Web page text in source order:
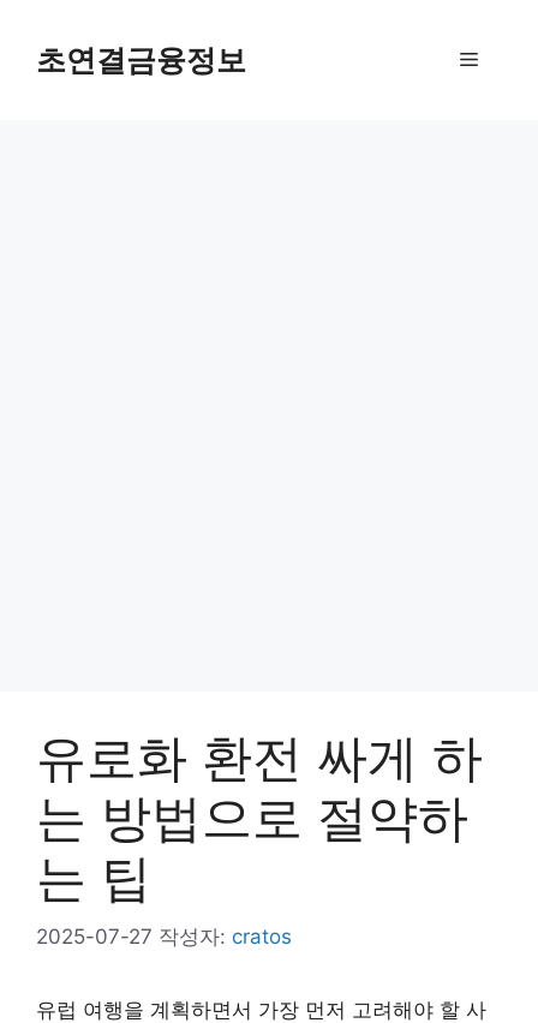
초연결금융정보 메
유로화 환전 싸게 하
는 방법으로 절약하
는 팁
2025-07-27 작성자: cratos
유럽 여행을 계획하면서 가장 먼저 고려해야 할 사